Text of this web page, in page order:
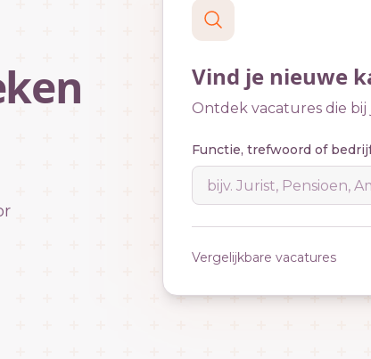
Vind je nieuwe
Ontdek vacatures die
Functie, trefwoord of
Vergelijkbare vacatures